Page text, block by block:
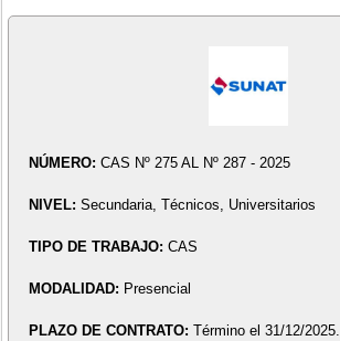
NÚMERO: CAS Nº 275 AL Nº 287 - 2025
NIVEL: Secundaria, Técnicos, Universitarios
TIPO DE TRABAJO: CAS
MODALIDAD: Presencial
PLAZO DE CONTRATO: Término el 31/12/2025.